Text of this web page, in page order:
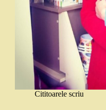
Cititoarele scriu